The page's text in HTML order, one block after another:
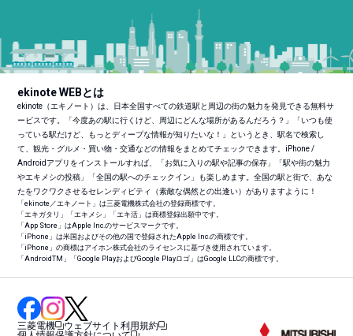
ekinote WEBとは
ekinote（エキノート）は、日本全国すべての鉄道駅と周辺の街の魅力を発見できる無料サ
ービスです。「今度あの駅に行くけど、周辺にどんな場所があるんだろう？」「いつも使
っている駅だけど、もっとディープな情報が知りたいな！」というとき、駅名で検索し
て、観光・グルメ・買い物・交通などの情報をまとめてチェックできます。iPhone /
Androidアプリをインストールすれば、「お気に入りの駅や記事の保存」「駅や街の魅力
やエキメシの投稿」「全国の駅へのチェックイン」も楽しめます。全国の駅と街で、あな
たをワクワクさせるセレンディピティ（素敵な偶然との出逢い）がありますように！
「ekinote／エキノート」は三菱電機株式会社の登録商標です。
「エキガタリ」「エキメシ」「エキ活」は商標登録出願中です。
「App Store」はApple Inc.のサービスマークです。
「iPhone」は米国およびその他の国で登録されたApple Inc.の商標です。
「iPhone」の商標はアイホン株式会社のライセンスに基づき使用されています。
「AndroidTM 」「Google PlayおよびGoogle Playロゴ」はGoogle LLCの商標です。
三菱電機
ウェブサイト利用規約